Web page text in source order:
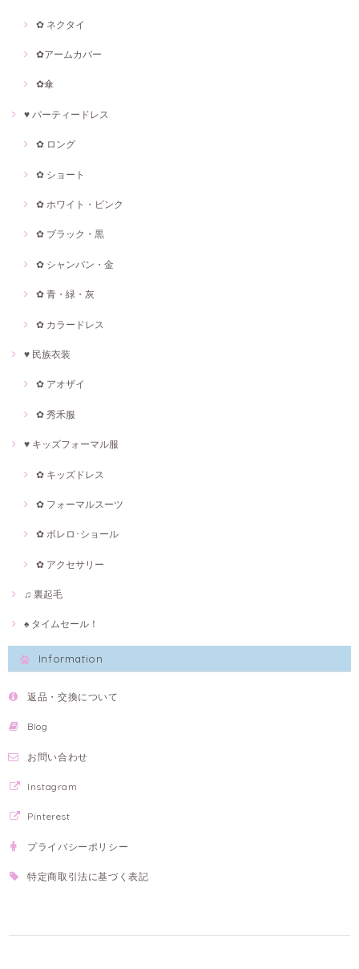
✿ ネクタイ
✿アームカバー
✿傘
♥ パーティードレス
✿ ロング
✿ ショート
✿ ホワイト・ピンク
✿ ブラック・黒
✿ シャンパン・金
✿ 青・緑・灰
✿ カラードレス
♥ 民族衣装
✿ アオザイ
✿ 秀禾服
♥ キッズフォーマル服
✿ キッズドレス
✿ フォーマルスーツ
✿ ボレロ･ショール
✿ アクセサリー
♫ 裏起毛
♠ タイムセール！
Information
返品・交換について
Blog
お問い合わせ
Instagram
Pinterest
プライバシーポリシー
特定商取引法に基づく表記